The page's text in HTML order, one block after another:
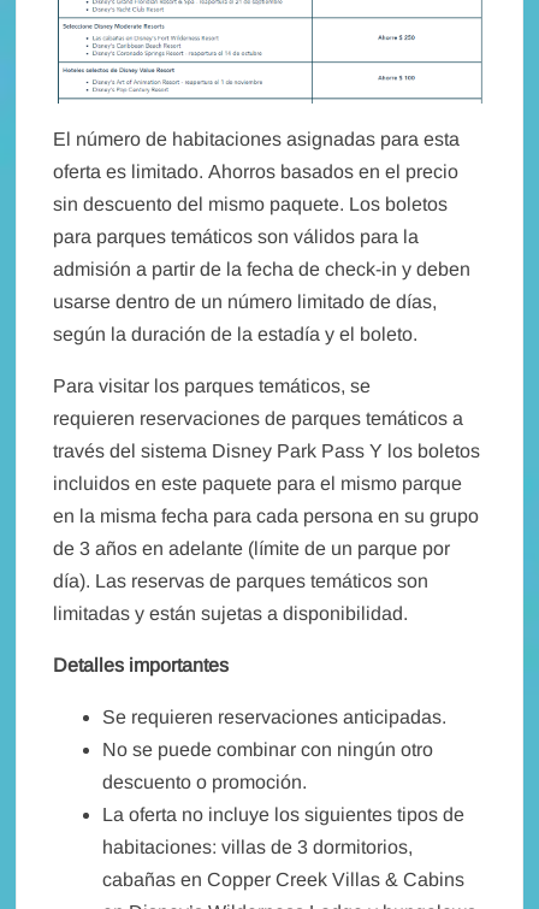
El número de habitaciones asignadas para esta
oferta es limitado. Ahorros basados ​​en el precio
sin descuento del mismo paquete. Los boletos
para parques temáticos son válidos para la
admisión a partir de la fecha de check-in y deben
usarse dentro de un número limitado de días,
según la duración de la estadía y el boleto.
Para visitar los parques temáticos, se
requieren reservaciones de parques temáticos a
través del sistema Disney Park Pass Y los boletos
incluidos en este paquete para el mismo parque
en la misma fecha para cada persona en su grupo
de 3 años en adelante (límite de un parque por
día). Las reservas de parques temáticos son
limitadas y están sujetas a disponibilidad.
Detalles importantes
Se requieren reservaciones anticipadas.
No se puede combinar con ningún otro
descuento o promoción.
La oferta no incluye los siguientes tipos de
habitaciones: villas de 3 dormitorios,
cabañas en Copper Creek Villas & Cabins